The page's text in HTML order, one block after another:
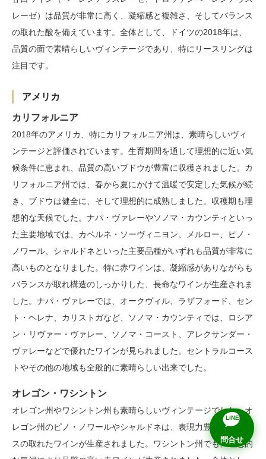
レーゼ）は品質が非常に高く、凝縮感と複雑さ、そしてバランス
の取れた酸を備えています。全体として、ドイツの2018年は、
品質の面で素晴らしいヴィンテージであり、特にリースリングは
注目です。
アメリカ
カリフォルニア
2018年のアメリカ、特にカリフォルニア州は、素晴らしいヴィ
ンテージと評価されています。生育期間を通して理想的に近い気
候条件に恵まれ、品質の高いブドウが豊富に収穫されました。カ
リフォルニア州では、春から夏にかけて温暖で安定した気候が続
き、ブドウは健全に、そして理想的に成熟しました。収穫期も理
想的な天候でした。ナパ・ヴァレーやソノマ・カウンティといっ
た主要地域では、カベルネ・ソーヴィニヨン、メルロー、ピノ・
ノワール、シャルドネといった主要品種がいずれも品質が非常に
高いものとなりました。特に赤ワインは、凝縮感がありながらも
バランスが取れ構造のしっかりした、長命なワインが生産されま
した。ナパ・ヴァレーでは、オークヴィル、ラザフォード、セン
ト・ヘレナ、カリストガなど、ソノマ・カウンティでは、ロシア
ン・リヴァー・ヴァレー、ソノマ・コースト、アレクサンダー・
ヴァレーなどで優れたワインが見られました。セントラルコース
トやその他の地域も全般的に素晴らしい出来でした。
オレゴン・ワシントン
オレゴン州やワシントン州も素晴らしいヴィンテージでした。オ
レゴン州のピノ・ノワールやシャルドネは、表現力豊かでバラン
スの取れたワインが生産されました。ワシントン州でも、理想的
LINE
問合せ